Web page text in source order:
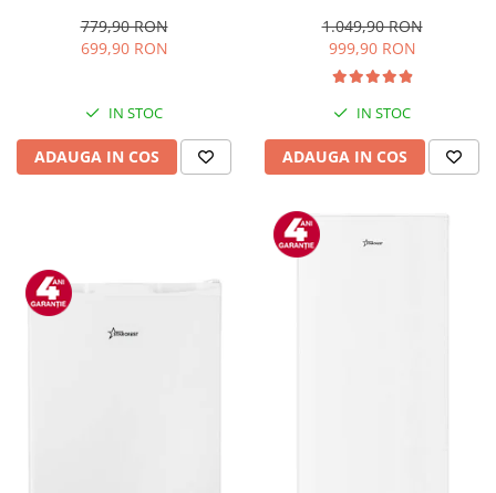
interioara, H 83 cm, Sticla
Neagra
779,90 RON
699,90 RON
IN STOC
ADAUGA IN COS
sticla, H 84.5 cm, Negru
1.049,90 RON
999,90 RON
IN STOC
ADAUGA IN COS